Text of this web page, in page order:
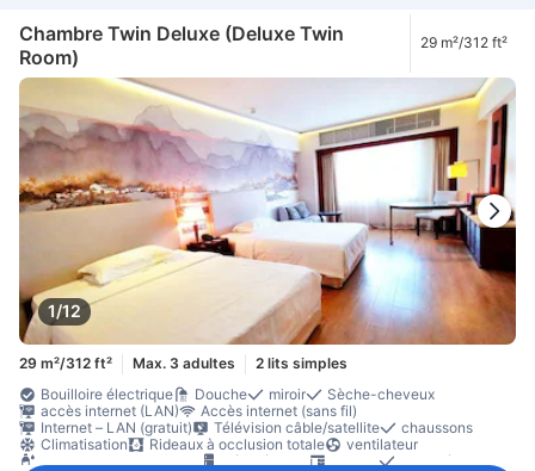
Chambre Twin Deluxe (Deluxe Twin
Room)
29 m²/312 ft²
1/12
29 m²/312 ft² Max. 3 adultes
2 lits simples
Bouilloire électrique
Douche miroir
Sèche-cheveux
accès internet (LAN)
Accès internet (sans fil)
Internet – LAN (gratuit)
Télévision câble/satellite
chaussons
Climatisation
Rideaux à occlusion totale
ventilateur
Réfrigérateur
Canapé